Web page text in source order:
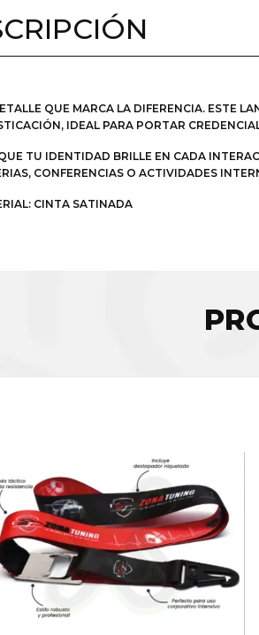
QUE MARCA LA DIFERENCIA. ESTE
IDEAL PARA PORTAR
TU IDENTIDAD BRILLE EN CADA
CONFERENCIAS O ACTIVIDADES
CINTA SATINADA